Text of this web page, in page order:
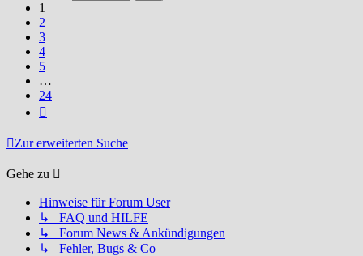
1
2
3
4
5
…
24
Zur erweiterten Suche
Gehe zu
Hinweise für Forum User
↳ FAQ und HILFE
↳ Forum News & Ankündigungen
↳ Fehler, Bugs & Co